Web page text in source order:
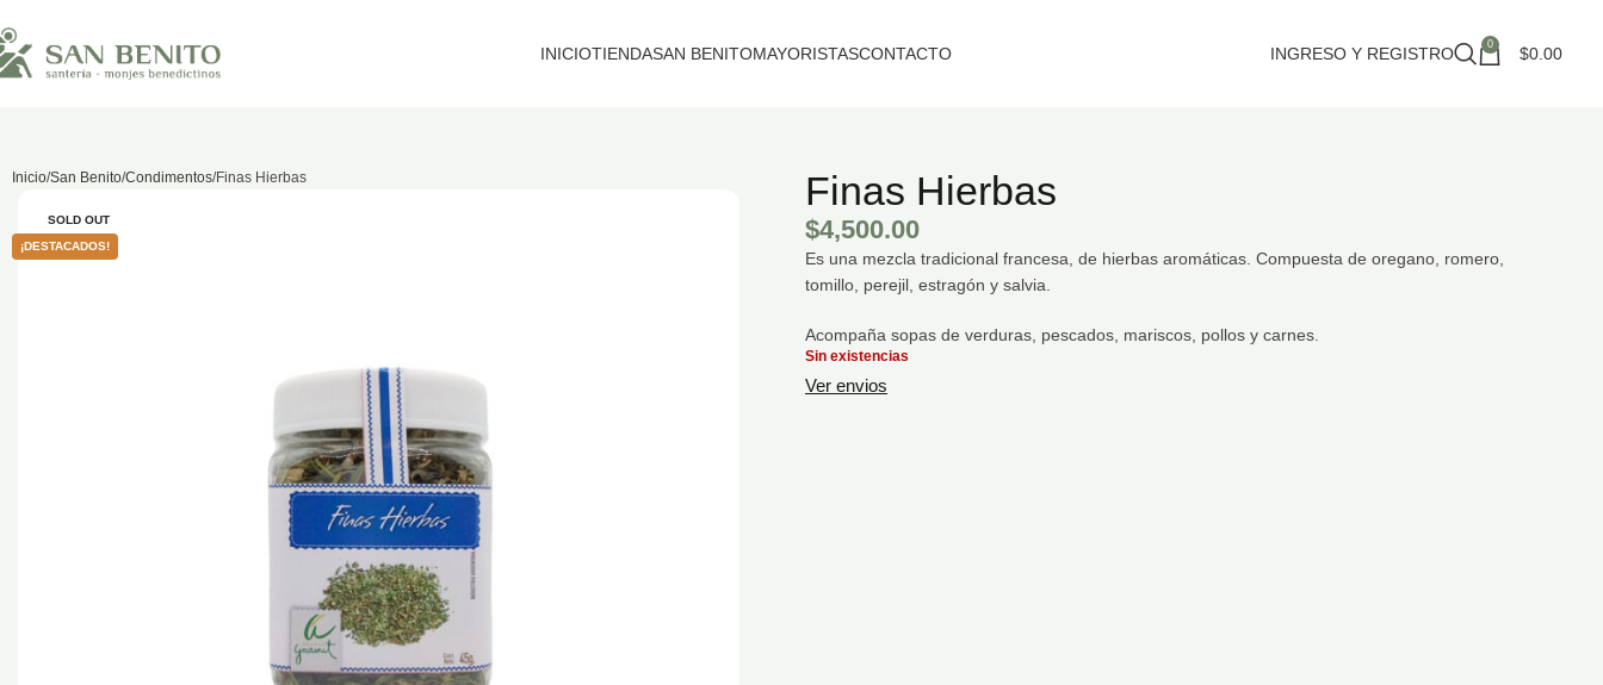
INICIOTIENDASAN BENITOMAYORISTASCONTACTO INGRESO Y REGISTRO 0 $0.00
Inicio San Benito Condimentos Finas Hierbas
SOLD OUT
¡DESTACADOS!
Finas Hierbas
$4,500.00
Es una mezcla tradicional francesa, de hierbas aromáticas. Compuesta de oregano, romero,
tomillo, perejil, estragón y salvia.
Acompaña sopas de verduras, pescados, mariscos, pollos y carnes.
Sin existencias
Ver envios